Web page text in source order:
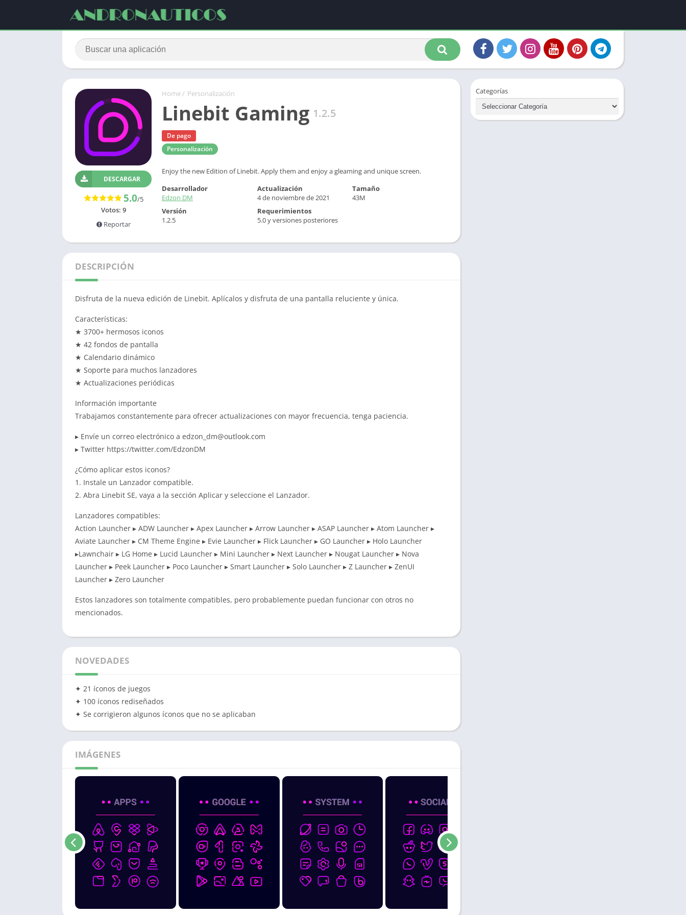
Home/ Personalización
Linebit Gaming 1.2.5
De pago
Personalización
Enjoy the new Edition of Linebit. Apply them and enjoy a gleaming and unique screen.
DESCARGAR
5.0/5
Votos: 9
Reportar
Desarrollador
Edzon DM
Actualización
4 de noviembre de 2021
Tamaño
43M
Versión
1.2.5
Requerimientos
5.0 y versiones posteriores
DESCRIPCIÓN
Disfruta de la nueva edición de Linebit. Aplícalos y disfruta de una pantalla reluciente y única.
Características:
★ 3700+ hermosos iconos
★ 42 fondos de pantalla
★ Calendario dinámico
★ Soporte para muchos lanzadores
★ Actualizaciones periódicas
Información importante
Trabajamos constantemente para ofrecer actualizaciones con mayor frecuencia, tenga paciencia.
▸ Envíe un correo electrónico a edzon_dm@outlook.com
▸ Twitter https://twitter.com/EdzonDM
¿Cómo aplicar estos iconos?
1. Instale un Lanzador compatible.
2. Abra Linebit SE, vaya a la sección Aplicar y seleccione el Lanzador.
Lanzadores compatibles:
Action Launcher ▸ ADW Launcher ▸ Apex Launcher ▸ Arrow Launcher ▸ ASAP Launcher ▸ Atom Launcher ▸
Aviate Launcher ▸ CM Theme Engine ▸ Evie Launcher ▸ Flick Launcher ▸ GO Launcher ▸ Holo Launcher
▸Lawnchair ▸ LG Home ▸ Lucid Launcher ▸ Mini Launcher ▸ Next Launcher ▸ Nougat Launcher ▸ Nova
Launcher ▸ Peek Launcher ▸ Poco Launcher ▸ Smart Launcher ▸ Solo Launcher ▸ Z Launcher ▸ ZenUI
Launcher ▸ Zero Launcher
Estos lanzadores son totalmente compatibles, pero probablemente puedan funcionar con otros no
mencionados.
NOVEDADES
✦ 21 íconos de juegos
✦ 100 íconos rediseñados
✦ Se corrigieron algunos íconos que no se aplicaban
IMÁGENES
Categorías